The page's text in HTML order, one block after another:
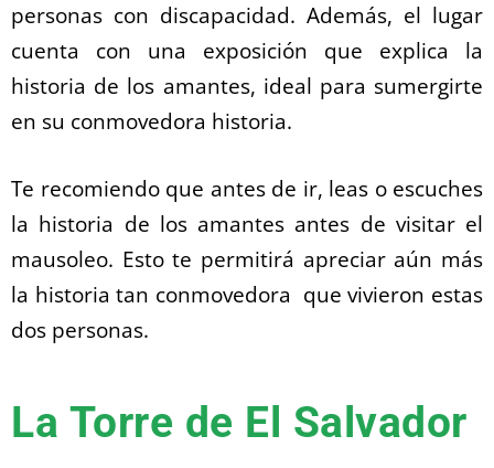
personas con discapacidad. Además, el lugar
cuenta con una exposición que explica la
historia de los amantes, ideal para sumergirte
en su conmovedora historia.
Te recomiendo que antes de ir, leas o escuches
la historia de los amantes antes de visitar el
mausoleo. Esto te permitirá apreciar aún más
la historia tan conmovedora que vivieron estas
dos personas.
La Torre de El Salvador